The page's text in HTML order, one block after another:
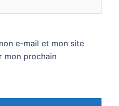
e-mail et mon site
mon prochain